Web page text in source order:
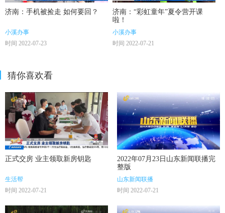
济南：手机被捡走 如何要回？
小溪办事
时间 2022-07-23
济南：“彩虹童年”夏令营开课
啦！
小溪办事
时间 2022-07-21
猜你喜欢看
正式交房 业主领取新房钥匙
生活帮
时间 2022-07-21
2022年07月23日山东新闻联播完
整版
山东新闻联播
时间 2022-07-21